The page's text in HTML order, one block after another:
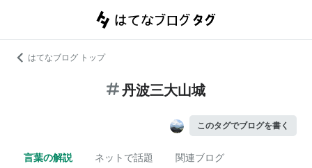
はてなブログ トップ
丹波三大山城
このタグでブログを書く
言葉の解説 ネットで話題 関連ブログ